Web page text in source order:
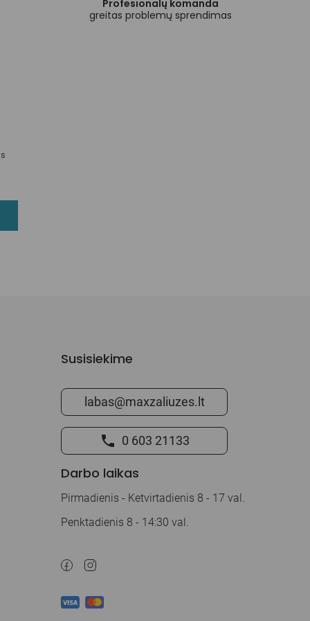
Profesionalų komanda
greitas problemų sprendimas
Susisiekime
labas@maxzaliuzes.lt
0 603 21133
Darbo laikas
Pirmadienis - Ketvirtadienis 8 - 17 val.
Penktadienis 8 - 14:30 val.